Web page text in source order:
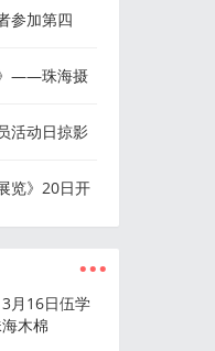
参加第四
》——珠海摄
活动日掠影
览》20日开
...
月16日伍学
木棉